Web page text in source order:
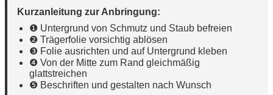
Kurzanleitung zur Anbringung:
❶ Untergrund von Schmutz und Staub befreien
❷ Trägerfolie vorsichtig ablösen
❸ Folie ausrichten und auf Untergrund kleben
❹ Von der Mitte zum Rand gleichmäßig
glattstreichen
❺ Beschriften und gestalten nach Wunsch